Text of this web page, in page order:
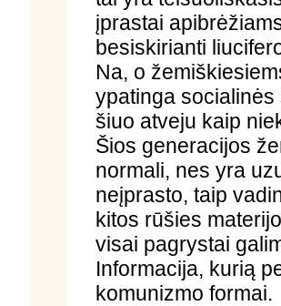
įprastai
besiskirianti
Na, o
ypatinga
šiuo atveju kaip
Šios generacijos
normali, nes yra
neįprasto, taip
kitos rūšies
visai pagrystai
Informacija, kurią
komunizmo formai.